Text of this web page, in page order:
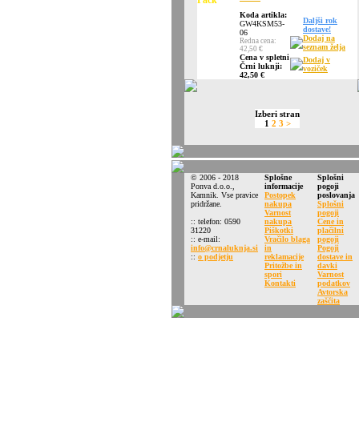
Koda artikla:
GW4KSM53-
06
Redna cena:
42,50 €
Cena v spletni
Črni luknji:
42,50 €
Daljši rok
dostave!
Dodaj na
seznam želja
Dodaj v
voziček
Izberi stran
1 2 3 >
© 2006 - 2018
Ponva d.o.o.,
Kamnik. Vse pravice
pridržane.
:: telefon: 0590
31220
:: e-mail:
info@crnaluknja.si
:: o podjetju
Splošne
informacije
Postopek
nakupa
Varnost
nakupa
Piškotki
Vračilo blaga
in
reklamacije
Pritožbe in
spori
Kontakti
Splošni
pogoji
poslovanja
Splošni
pogoji
Cene in
plačilni
pogoji
Pogoji
dostave in
davki
Varnost
podatkov
Avtorska
zaščita